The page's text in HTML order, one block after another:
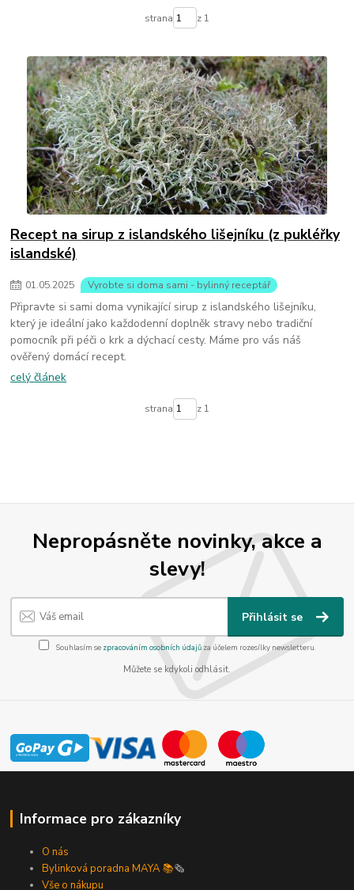
strana z 1
Recept na sirup z islandského lišejníku (z pukléřky
islandské)
01.05.2025 Vyrobte si doma sami - bylinný receptář
Připravte si sami doma vynikající sirup z islandského lišejníku,
který je ideální jako každodenní doplněk stravy nebo tradiční
pomocník při péči o krk a dýchací cesty. Máme pro vás náš
ověřený domácí recept.
celý článek
strana z 1
Nepropásněte novinky, akce a
slevy!
Přihlásit se
Souhlasím se zpracováním osobních údajůza účelem rozesílky newsletteru.
Můžete se kdykoli odhlásit.
Informace pro zákazníky
O nás
Bylinková poradna MAYA 📚🗞️
Vše o nákupu